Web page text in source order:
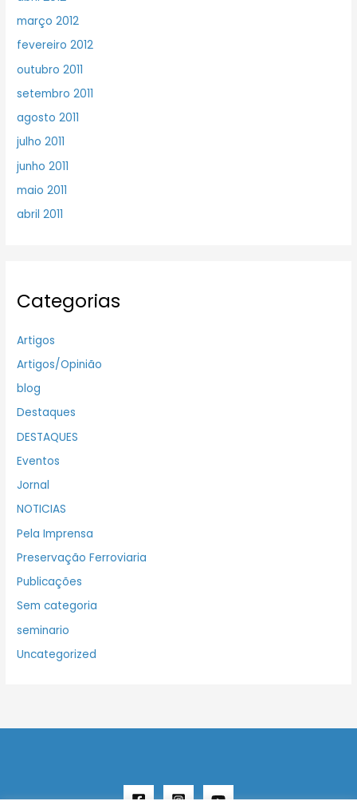
março 2012
fevereiro 2012
outubro 2011
setembro 2011
agosto 2011
julho 2011
junho 2011
maio 2011
abril 2011
Categorias
Artigos
Artigos/Opinião
blog
Destaques
DESTAQUES
Eventos
Jornal
NOTICIAS
Pela Imprensa
Preservação Ferroviaria
Publicações
Sem categoria
seminario
Uncategorized